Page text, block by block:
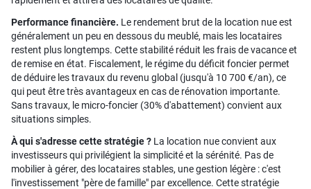
Performance financière. Le rendement brut de la location nue est
généralement un peu en dessous du meublé, mais les locataires
restent plus longtemps. Cette stabilité réduit les frais de vacance et
de remise en état. Fiscalement, le régime du déficit foncier permet
de déduire les travaux du revenu global (jusqu'à 10 700 €/an), ce
qui peut être très avantageux en cas de rénovation importante.
Sans travaux, le micro-foncier (30% d'abattement) convient aux
situations simples.
À qui s'adresse cette stratégie ? La location nue convient aux
investisseurs qui privilégient la simplicité et la sérénité. Pas de
mobilier à gérer, des locataires stables, une gestion légère : c'est
l'investissement "père de famille" par excellence. Cette stratégie